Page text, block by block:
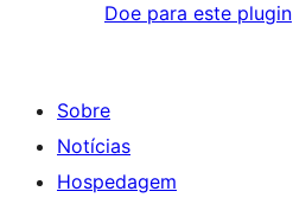
Doe para este plugin
Sobre
Notícias
Hospedagem